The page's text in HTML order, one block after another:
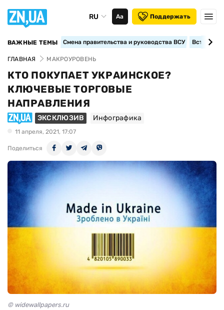
RU Аа Поддержать
ВАЖНЫЕ ТЕМЫ Смена правительства и руководства ВСУ
ГЛАВНАЯ МАКРОУРОВЕНЬ
КТО ПОКУПАЕТ УКРАИНСКОЕ?
КЛЮЧЕВЫЕ ТОРГОВЫЕ
НАПРАВЛЕНИЯ
ЭКСКЛЮЗИВ Инфографика
11 апреля, 2021, 17:07
Поделиться
© widewallpapers.ru